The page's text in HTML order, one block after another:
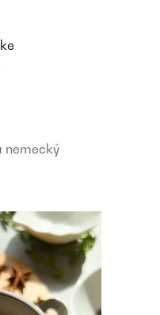
nemecký